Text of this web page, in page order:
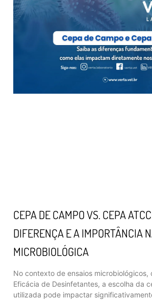
CEPA DE CAMPO VS. CEPA
DIFERENÇA E A IMPORTÂNCIA
MICROBIOLÓGICA
No contexto de ensaios microbiológicos,
Eficácia de Desinfetantes, a escolha da
utilizada pode impactar